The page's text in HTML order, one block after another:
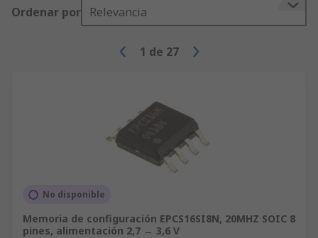
Ordenar por Relevancia
1 de 27
No disponible
Memoria de configuración EPCS16SI8N, 20MHZ SOIC 8
pines, alimentación 2,7 → 3,6 V